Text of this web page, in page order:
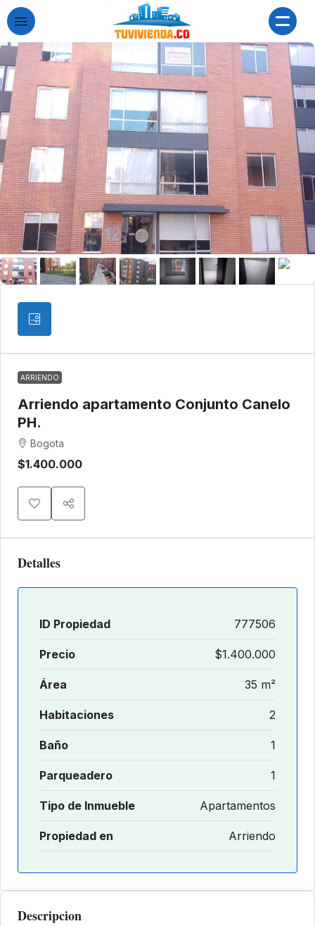
ARRIENDO
Arriendo apartamento Conjunto Canelo
PH.
Bogota
$1.400.000
Detalles
ID Propiedad 777506
Precio $1.400.000
Área 35 m²
Habitaciones 2
Baño 1
Parqueadero 1
Tipo de Inmueble Apartamentos
Propiedad en Arriendo
Descripcion